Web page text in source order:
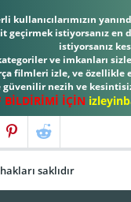
kullanıcılarımızın
geçirmek istiyorsanız
istiyorsanız
ve imkanları
filmleri izle, ve özellikle
güvenilir nezih ve
BİLDİRİMİ İÇİN
saklıdır